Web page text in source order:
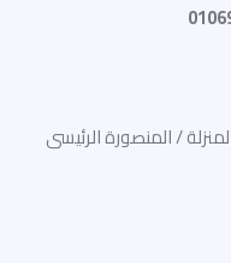
/ المنصورة الرئيسى